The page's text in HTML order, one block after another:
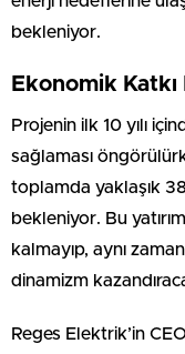
bekleniyor.
Ekonomik
Projenin ilk 10 yılı
sağlaması
toplamda yaklaşık
bekleniyor. Bu
kalmayıp, aynı
dinamizm
Reges Elektrik’in